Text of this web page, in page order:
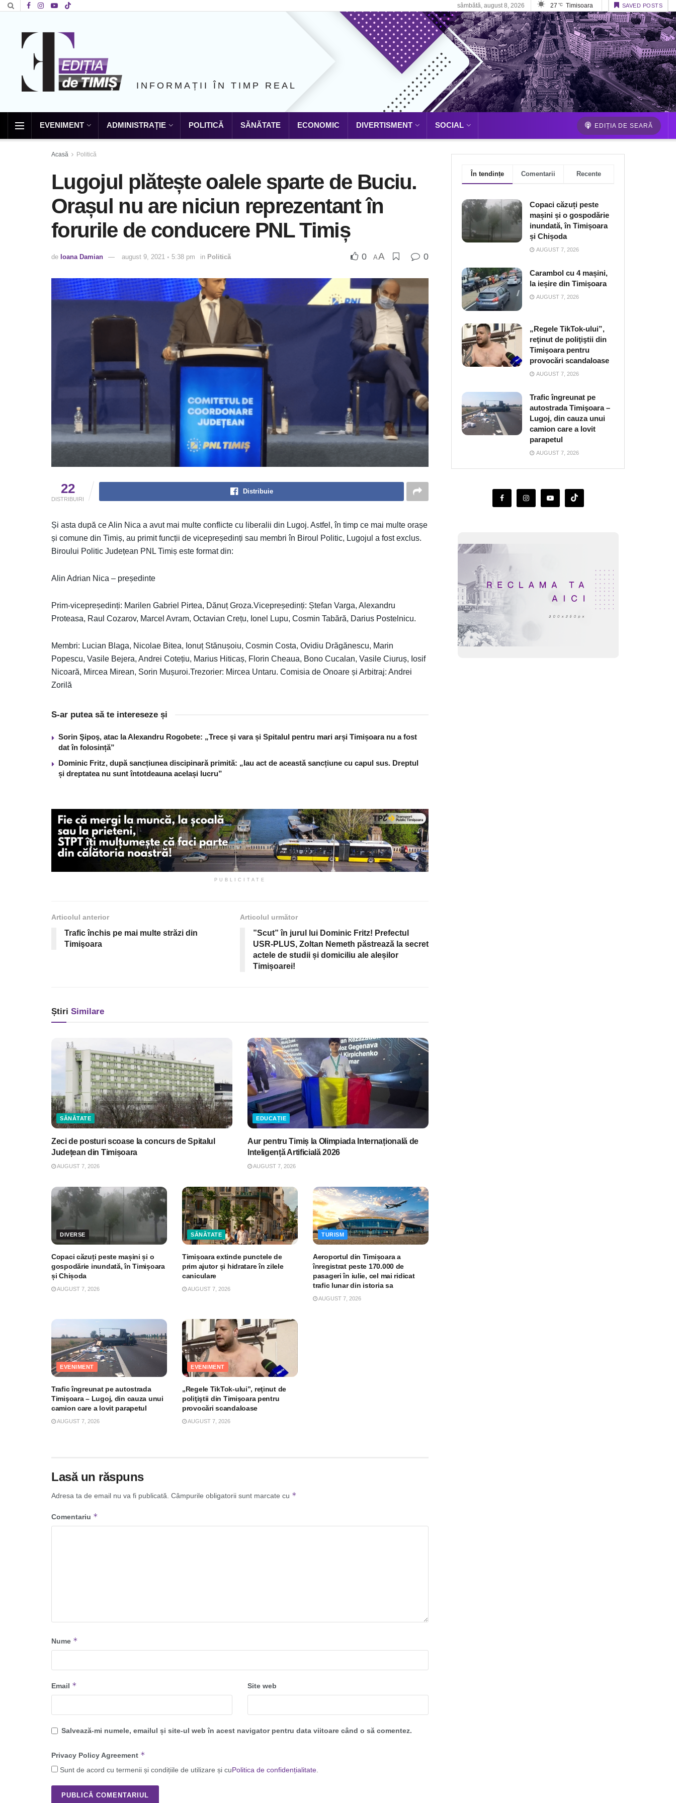
sâmbătă, august 8, 2026 27 °C Timisoara SAVED POSTS
INFORMAȚII ÎN TIMP REAL
EVENIMENT ADMINISTRAȚIE POLITICĂ SĂNĂTATE ECONOMIC DIVERTISMENT SOCIAL EDIȚIA DE SEARĂ
Acasă Politică
Lugojul plătește oalele sparte de Buciu.
Orașul nu are niciun reprezentant în
forurile de conducere PNL Timiș
de Ioana Damian august 9, 2021 ◦ 5:38 pm in Politică 0 AA 0
22
DISTRIBUIRI
Distribuie
Și asta după ce Alin Nica a avut mai multe conflicte cu liberalii din Lugoj. Astfel, în timp ce mai multe orașe
și comune din Timiș, au primit funcții de vicepreședinți sau membri în Biroul Politic, Lugojul a fost exclus.
Biroului Politic Județean PNL Timiș este format din:
Alin Adrian Nica – președinte
Prim-vicepreședinți: Marilen Gabriel Pirtea, Dănuț Groza.Vicepreședinți: Ștefan Varga, Alexandru
Proteasa, Raul Cozarov, Marcel Avram, Octavian Crețu, Ionel Lupu, Cosmin Tabără, Darius Postelnicu.
Membri: Lucian Blaga, Nicolae Bitea, Ionuț Stănușoiu, Cosmin Costa, Ovidiu Drăgănescu, Marin
Popescu, Vasile Bejera, Andrei Cotețiu, Marius Hiticaș, Florin Cheaua, Bono Cucalan, Vasile Ciuruș, Iosif
Nicoară, Mircea Mirean, Sorin Mușuroi.Trezorier: Mircea Untaru. Comisia de Onoare și Arbitraj: Andrei
Zorilă
S-ar putea să te intereseze și
Sorin Şipoş, atac la Alexandru Rogobete: „Trece și vara și Spitalul pentru mari arși Timișoara nu a fost
dat în folosință”
Dominic Fritz, după sancțiunea discipinară primită: „Iau act de această sancțiune cu capul sus. Dreptul
și dreptatea nu sunt întotdeauna același lucru”
PUBLICITATE
Articolul anterior
Trafic închis pe mai multe străzi din
Timişoara
Articolul următor
”Scut” în jurul lui Dominic Fritz! Prefectul
USR-PLUS, Zoltan Nemeth păstrează la secret
actele de studii și domiciliu ale aleșilor
Timișoarei!
Știri Similare
SĂNĂTATE
Zeci de posturi scoase la concurs de Spitalul
Județean din Timișoara
AUGUST 7, 2026
EDUCAȚIE
Aur pentru Timiș la Olimpiada Internațională de
Inteligență Artificială 2026
AUGUST 7, 2026
DIVERSE
Copaci căzuți peste mașini și o
gospodărie inundată, în Timișoara
și Chișoda
AUGUST 7, 2026
SĂNĂTATE
Timișoara extinde punctele de
prim ajutor și hidratare în zilele
caniculare
AUGUST 7, 2026
TURISM
Aeroportul din Timișoara a
înregistrat peste 170.000 de
pasageri în iulie, cel mai ridicat
trafic lunar din istoria sa
AUGUST 7, 2026
EVENIMENT
Trafic îngreunat pe autostrada
Timişoara – Lugoj, din cauza unui
camion care a lovit parapetul
AUGUST 7, 2026
EVENIMENT
„Regele TikTok-ului”, reţinut de
poliţiştii din Timişoara pentru
provocări scandaloase
AUGUST 7, 2026
Lasă un răspuns
Adresa ta de email nu va fi publicată. Câmpurile obligatorii sunt marcate cu *
Comentariu *
Nume *
Email * Site web
Salvează-mi numele, emailul și site-ul web în acest navigator pentru data viitoare când o să comentez.
Privacy Policy Agreement *
Sunt de acord cu termenii și condițiile de utilizare și cuPolitica de confidențialitate
În tendințe Comentarii Recente
Copaci căzuți peste
mașini și o gospodărie
inundată, în Timișoara
și Chișoda
AUGUST 7, 2026
Carambol cu 4 mașini,
la ieșire din Timișoara
AUGUST 7, 2026
„Regele TikTok-ului”,
reţinut de poliţiştii din
Timişoara pentru
provocări scandaloase
AUGUST 7, 2026
Trafic îngreunat pe
autostrada Timişoara –
Lugoj, din cauza unui
camion care a lovit
parapetul
AUGUST 7, 2026